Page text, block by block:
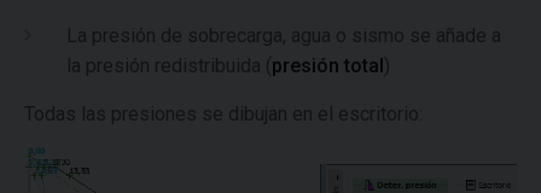
La presión de sobrecarga, agua o sismo se añade a
la presión redistribuida ( presión total)
Todas las presiones se dibujan en el escritorio: